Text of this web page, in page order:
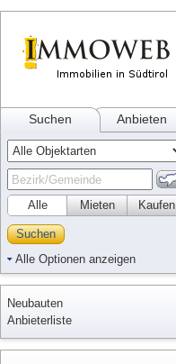
Suchen Anbieten
Alle Kaufen
Mieten
Suchen
Alle Optionen anzeigen
Neubauten
Anbieterliste